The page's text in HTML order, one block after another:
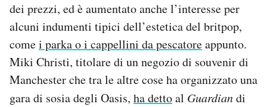
dei prezzi, ed è aumentato anche l’interesse per
alcuni indumenti tipici dell’estetica del britpop,
comei parka o i cappellini da pescatoreappunto.
Miki Christi, titolare di un negozio di souvenir di
Manchester che tra le altre cose ha organizzato una
gara di sosia degli Oasis, ha dettoal Guardiandi